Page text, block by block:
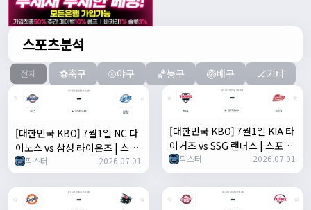
스포츠분석
전체 ⚽축구 ⚾야구 🏀농구 🏐배구 🏒기타
[대한민국 KBO] 7월1일 NC 다
이노스 vs 삼성 라이온즈 | 스포
츠 분석 무료 중계 토친놈
픽스터 2026.07.01
[대한민국 KBO] 7월1일 KIA 타
이거즈 vs SSG 랜더스 | 스포츠
분석 무료 중계 토친놈
픽스터 2026.07.01